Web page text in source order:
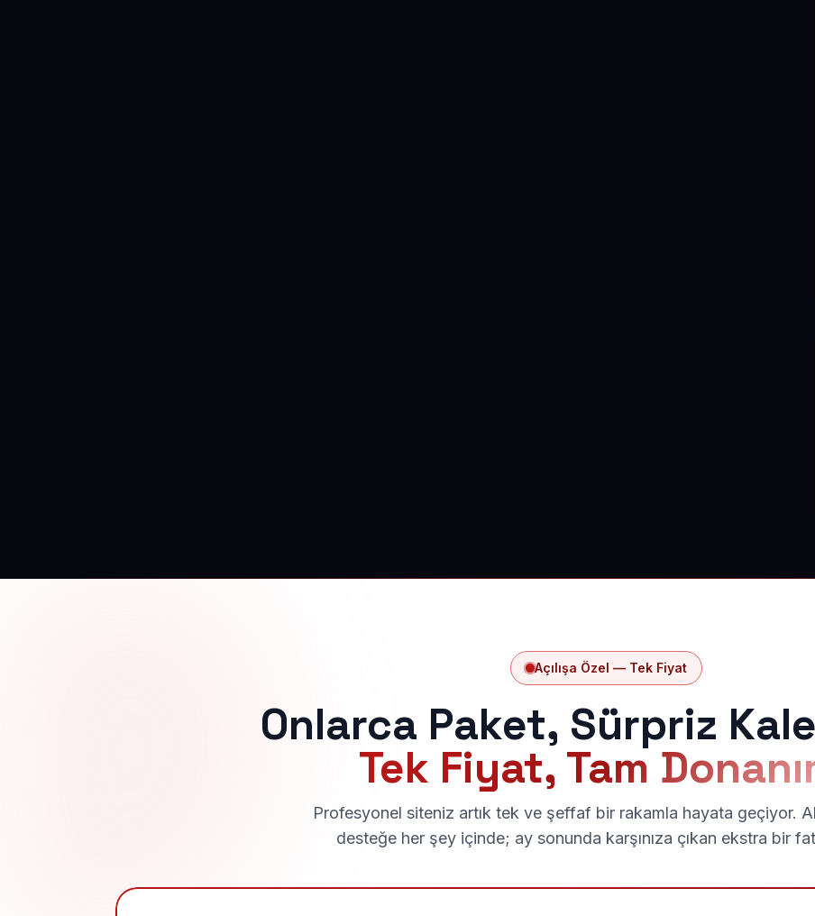
Açılışa Özel — Tek Fiyat
Onlarca Paket, Sürpriz
Tek Fiyat, Tam
Profesyonel siteniz artık tek ve şeffaf bir rakamla hayata geçiyor.
desteğe her şey içinde; ay sonunda karşınıza çıkan ekstra bir